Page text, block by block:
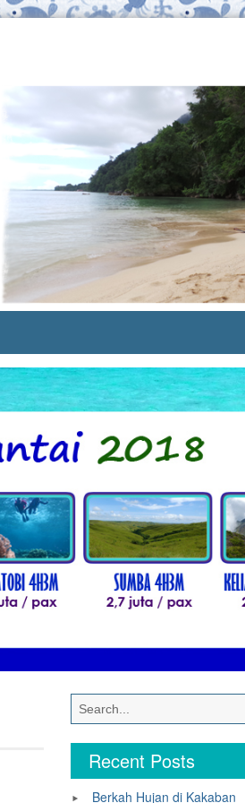
Recent Posts
Berkah Hujan di Kakaban